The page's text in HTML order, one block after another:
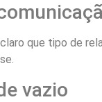
que tipo de
vazio